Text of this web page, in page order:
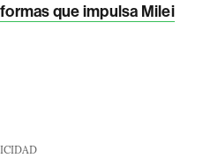
que impulsa Milei